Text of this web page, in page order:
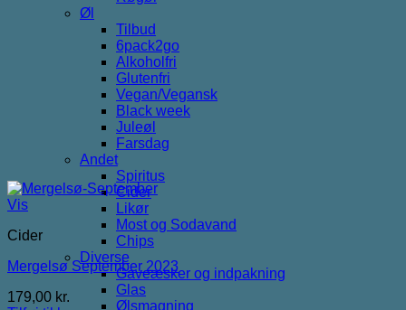
Øl
Tilbud
6pack2go
Alkoholfri
Glutenfri
Vegan/Vegansk
Black week
Juleøl
Farsdag
Andet
Spiritus
Cider
Likør
Most og Sodavand
Chips
Diverse
Gaveæsker og indpakning
Glas
Ølsmagning
Vis
Cider
Mergelsø September 2023
179,00 kr.